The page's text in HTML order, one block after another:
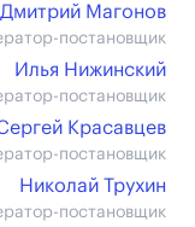
Дмитрий Магонов
постановщик
Илья Нижинский
постановщик
Красавцев
постановщик
Николай Трухин
постановщик